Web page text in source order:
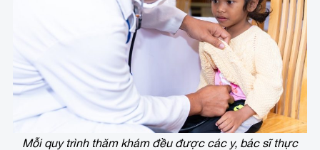
Mỗi quy trình thăm khám đều được các y, bác sĩ thực